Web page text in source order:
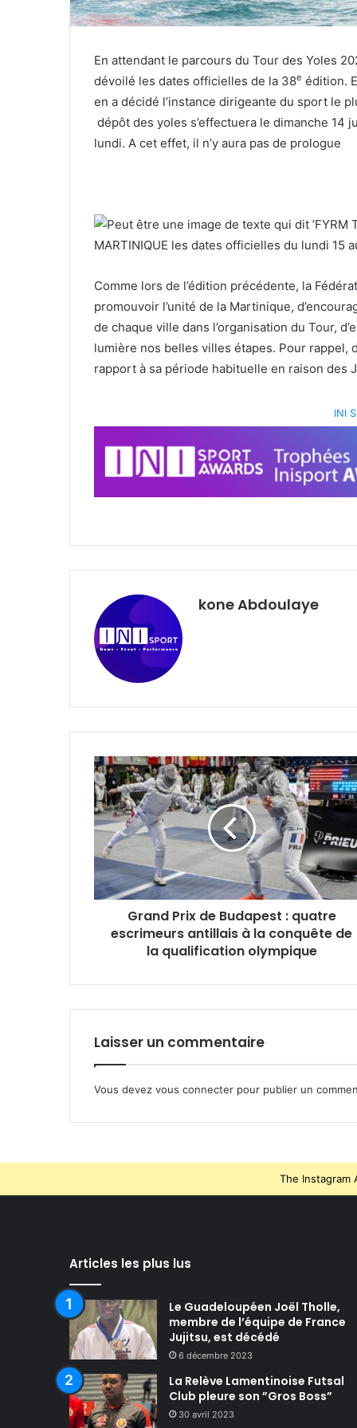
En attendant le parcours du Tour des Yoles
dévoilé les dates officielles de la 38e édition.
en a décidé l’instance dirigeante du sport le
dépôt des yoles s’effectuera le dimanche 14
lundi. A cet effet, il n’y aura pas de prologue
Comme lors de l’édition précédente, la
promouvoir l’unité de la Martinique,
de chaque ville dans l’organisation du Tour,
lumière nos belles villes étapes. Pour rappel,
rapport à sa période habituelle en raison des
INI
kone Abdoulaye
Grand Prix de Budapest : quatre
escrimeurs antillais à la conquête de
la qualification olympique
Laisser un commentaire
Vous devez vous connecter pour publier un
The Instagram
Articles les plus lus
Le Guadeloupéen Joël Tholle,
membre de l’équipe de France
Jujitsu, est décédé
6 décembre 2023
La Relève Lamentinoise Futsal
Club pleure son ”Gros Boss”
30 avril 2023